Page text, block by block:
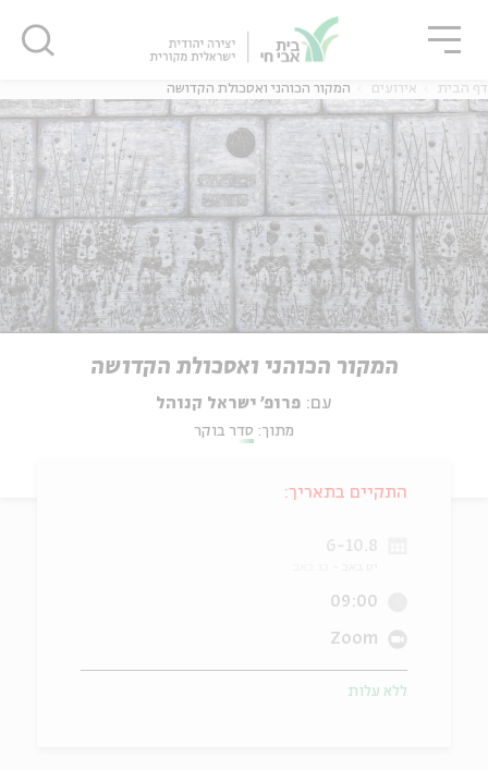
דף הבית אירועים המקור הכוהני ואסכולת הקדושה
המקור הכוהני ואסכולת הקדושה
עם: פרופ' ישראל קנוהל
מתוך: סדר בוקר
התקיים בתאריך:
6-10.8
09:00
Zoom
ללא עלות
סגור